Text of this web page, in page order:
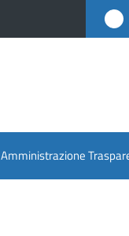
Amministrazione